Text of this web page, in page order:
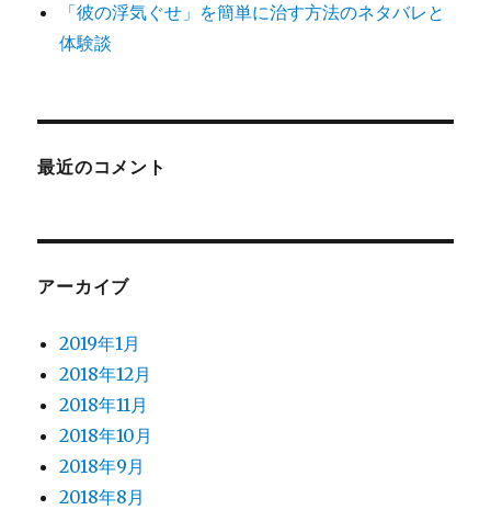
「彼の浮気ぐせ」を簡単に治す方法のネタバレと
体験談
最近のコメント
アーカイブ
2019年1月
2018年12月
2018年11月
2018年10月
2018年9月
2018年8月